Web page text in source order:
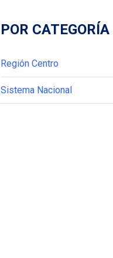
POR CATEGORÍA
Región Centro
Sistema Nacional